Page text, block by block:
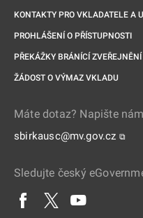
KONTAKTY PRO VKLADATELE A
PROHLÁŠENÍ O PŘÍSTUPNOSTI
PŘEKÁŽKY BRÁNÍCÍ
ŽÁDOST O VÝMAZ VKLADU
Máte dotaz? Napište nám
sbirkausc@mv.gov.cz ⧉
Sledujte český